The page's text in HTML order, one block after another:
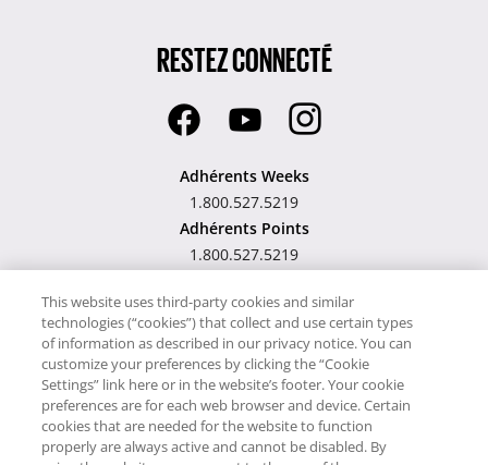
RESTEZ CONNECTÉ
Adhérents Weeks
1.800.527.5219
Adhérents Points
1.800.527.5219
Hawaii TAT Broker ID
#TA-023-193-6000-01
Notre site utilise des cookies pour son fonctionnement et pour vous
This website uses third-party cookies and similar
technologies (“cookies”) that collect and use certain types
of information as described in our privacy notice. You can
customize your preferences by clicking the “Cookie
Settings” link here or in the website’s footer. Your cookie
preferences are for each web browser and device. Certain
cookies that are needed for the website to function
properly are always active and cannot be disabled. By